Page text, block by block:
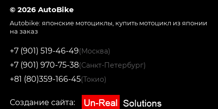
© 2026 AutoBike
Autobike: японские мотоциклы купить мотоцикл из японии
на заказ
+7 (901) 519-46-49(Москва)
+7 (901) 970-75-38(Санкт-Петербург)
+81 (80)359-166-45(Токио)
Создание сайта: